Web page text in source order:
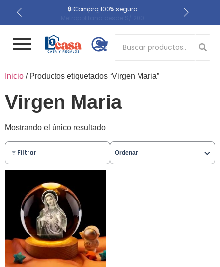
🚚 Envío gratis a Lima
🔒 Compra 100% segura
📍 Recojo en almacén el
Button 1
Button 2
Inicio / Productos etiquetados “Virgen Maria”
Virgen Maria
Mostrando el único resultado
Filtrar Ordenar